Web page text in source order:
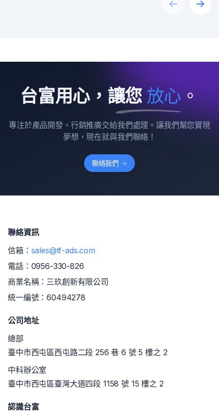
PreviousNext
台富用心，讓您放心。
專注於產品開發，行銷推廣交給我們處理。讓我們幫您實現
夢想，現在就與我們聯絡！
聯絡我們 ->
聯絡資訊
信箱： sales@tf-ads.com
電話： 0956-330-826
商業名稱：三玖創新有限公司
統一編號：60494278
公司地址
總部
臺中市西屯區西屯路二段 256 巷 6 號 5 樓之 2
中科辦公室
臺中市西屯區臺灣大道四段 1158 號 15 樓之 2
認識台富